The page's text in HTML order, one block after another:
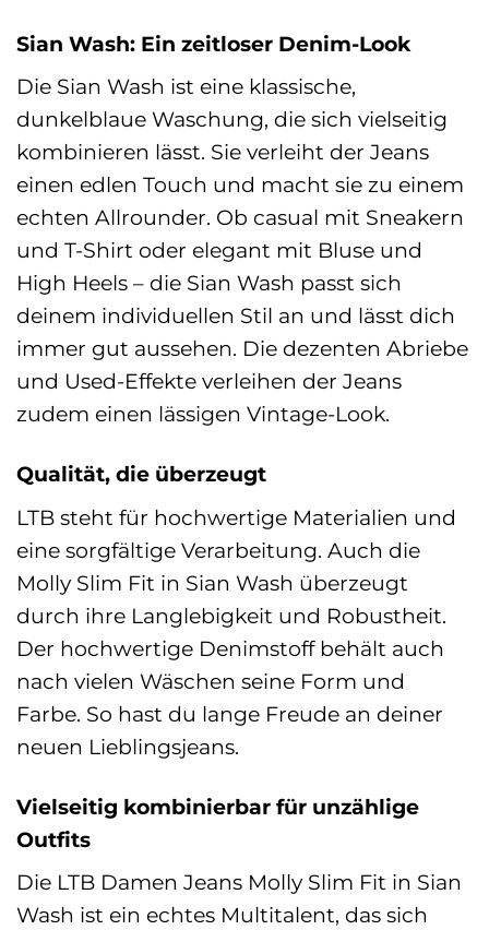
Sian Wash: Ein zeitloser Denim-Look
Die Sian Wash ist eine klassische,
dunkelblaue Waschung, die sich vielseitig
kombinieren lässt. Sie verleiht der Jeans
einen edlen Touch und macht sie zu einem
echten Allrounder. Ob casual mit Sneakern
und T-Shirt oder elegant mit Bluse und
High Heels – die Sian Wash passt sich
deinem individuellen Stil an und lässt dich
immer gut aussehen. Die dezenten Abriebe
und Used-Effekte verleihen der Jeans
zudem einen lässigen Vintage-Look.
Qualität, die überzeugt
LTB steht für hochwertige Materialien und
eine sorgfältige Verarbeitung. Auch die
Molly Slim Fit in Sian Wash überzeugt
durch ihre Langlebigkeit und Robustheit.
Der hochwertige Denimstoff behält auch
nach vielen Wäschen seine Form und
Farbe. So hast du lange Freude an deiner
neuen Lieblingsjeans.
Vielseitig kombinierbar für unzählige
Outfits
Die LTB Damen Jeans Molly Slim Fit in Sian
Wash ist ein echtes Multitalent, das sich